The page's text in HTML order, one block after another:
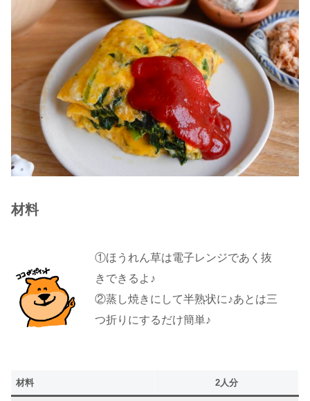
材料
①ほうれん草は電子レンジであく抜
きできるよ♪
②蒸し焼きにして半熟状に♪あとは三
つ折りにするだけ簡単♪
材料 2人分